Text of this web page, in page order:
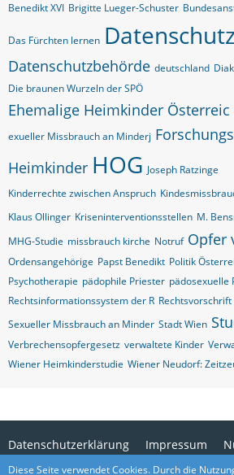
Benedikt XVI Brigitte Lueger-Schuster
Das Fürchten lernen Datenschutz
Datenschutzbehörde deutschland
Die braunen Wurzeln der SPÖ
Ehemalige Heimkinder Österreic
exueller Missbrauch an Minderj
Heimkinder HOG Joseph Ratzinge
Kinderrechte zwischen Anspruch
Klaus Ollinger Kriseninterventionsstellen M.
MHG-Studie missbrauch kirche Notruf Opfer
Ordensangehörige Papst Benedikt Politik
Psychotherapie pädophile Priester pädosexuelle
Rechtsinformationssystem der R Rechtsvorschrift
Sexueller Missbrauch an Minder Stadt Wien
Verbrechensopfergesetz verwaltete Kinder
Wiener Heimkinderstudie Wiener Neudorf:
Datenschutzerklärung Impressum
Diese Seite verwendet Cookies. Durch die